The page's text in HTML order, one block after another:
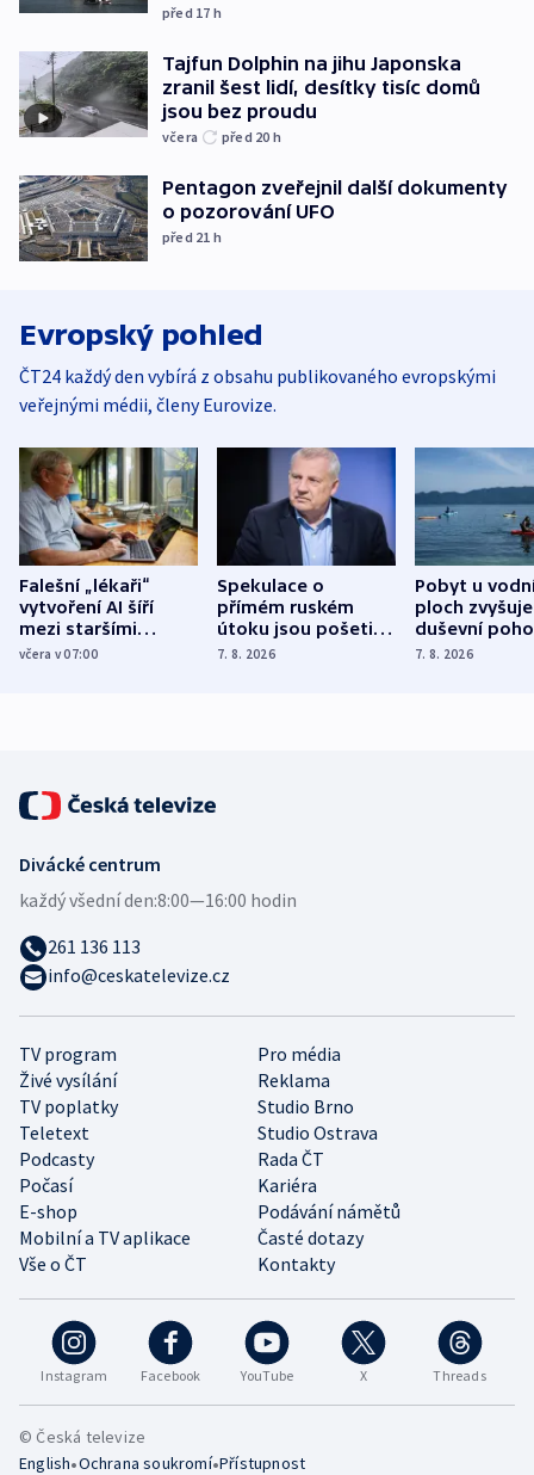
před 17 h
Tajfun Dolphin na jihu Japonska
zranil šest lidí, desítky tisíc domů
jsou bez proudu
včera před 20 h
Pentagon zveřejnil další dokumenty
o pozorování UFO
před 21 h
Evropský pohled
ČT24 každý den vybírá z obsahu publikovaného evropskými
veřejnými médii, členy Eurovize.
Falešní „lékaři“
vytvoření AI šíří
mezi staršími
Poláky nebezpečné
včera v 07:00
Spekulace o
přímém ruském
útoku jsou pošetilé,
míní estonský
7. 8. 2026
Pobyt u
ploch zvyšuje
duševní
ukázala
7. 8. 2026
Instagram Facebook YouTube X Threads
TV program
Pro média
Živé vysílání
Reklama
TV poplatky
Studio Brno
Teletext
Studio Ostrava
Podcasty
Rada ČT
Počasí
Kariéra
E-shop
Podávání námětů
Mobilní a TV aplikace
Časté dotazy
Vše o ČT
Kontakty
Divácké centrum
každý všední den:8:00—16:00 hodin
261 136 113
info@ceskatelevize.cz
© Česká televize
English•Ochrana soukromí•Přístupnost